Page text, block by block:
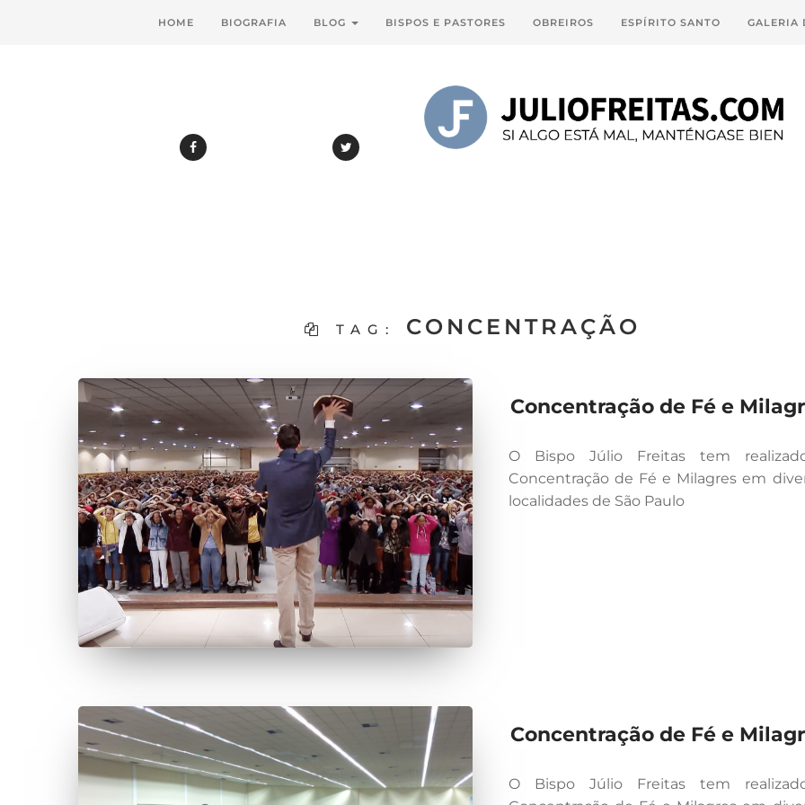
HOME BIOGRAFIA BLOG BISPOS E PASTORES OBREIROS ESPÍRITO SANTO GALERIA
TAG: CONCENTRAÇÃO
Concentração de Fé e
O Bispo Júlio Freitas tem
Concentração de Fé e Milagres em
localidades de São Paulo
Concentração de Fé e
O Bispo Júlio Freitas tem